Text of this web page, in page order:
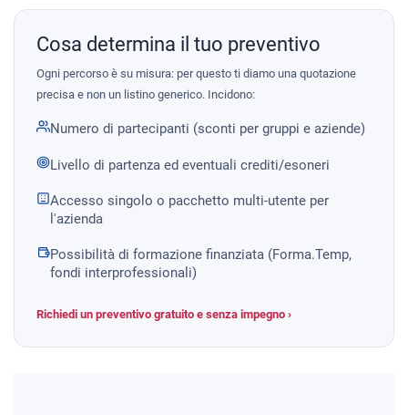
Cosa determina il tuo preventivo
Ogni percorso è su misura: per questo ti diamo una quotazione
precisa e non un listino generico. Incidono:
Numero di partecipanti (sconti per gruppi e aziende)
Livello di partenza ed eventuali crediti/esoneri
Accesso singolo o pacchetto multi-utente per
l'azienda
Possibilità di formazione finanziata (Forma.Temp,
fondi interprofessionali)
Richiedi un preventivo gratuito e senza impegno ›